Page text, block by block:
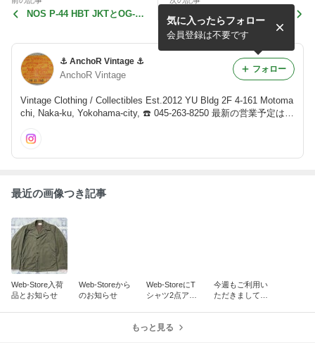
NOS P-44 HBT JKTとOG-10
USN Denim JacketとCham
bray Shirt
⚓️ AnchoR Vintage ⚓️
AnchoR Vintage
Vintage Clothing / Collectibles Est.2012 YU Bldg 2F 4-161 Motoma
chi, Naka-ku, Yokohama-city, ☎️ 045-263-8250 最新の営業予定はブ
e: http://anchor-vintage.ocnk.net/
気に入ったらフォロー
会員登録は不要です
フォロー
最近の画像つき記事
Web-Store入荷
品とお知らせ
Web-Storeから
のお知らせ
Web-StoreにT
シャツ2点アッ
今週もご利用い
ただきましてあ
もっと見る